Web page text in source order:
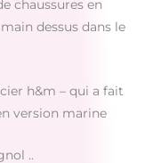
chaussures en
dessus dans le
h&m – qui a fait
version marine
..